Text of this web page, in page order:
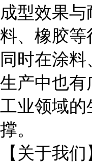
成型效果
料、橡胶等
同时在涂
生产中也有
工业领域的
撑。
【关于我们